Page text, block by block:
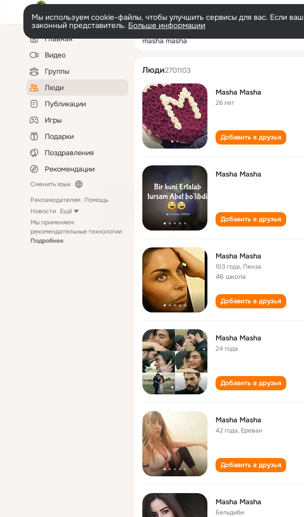
Мы используем cookie-файлы, чтобы улучшить сервисы для вас. Если
законный представитель. Больше информации
Левая
колонкаГлавная
Видео
Группы
Люди
Публикации
Игры
Подарки
Поздравления
Рекомендации
Сменить язык
Рекламодателям Помощь
Новости Ещё
Мы применяем
рекомендательные технологии
Подробнее
masha masha
Люди2701103
Masha Masha
26 лет
Добавить в друзья
Masha Masha
Добавить в друзья
Masha Masha
103 года, Пенза
46 школа
Добавить в друзья
Masha Masha
24 года
Добавить в друзья
Masha Masha
42 года, Ереван
Добавить в друзья
Masha Masha
Бельдиби